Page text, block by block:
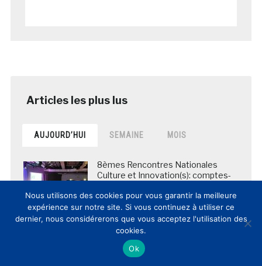
AUJOURD’HUI SEMAINE MOIS
8èmes Rencontres Nationales
Culture et Innovation(s): comptes-
posté le 12 mars 2017
La BNF envoie en Chine les copies
numériques de plus de 5 000
Nous utilisons des cookies pour vous garantir la meilleure
expérience sur notre site. Si vous continuez à utiliser ce
dernier, nous considérerons que vous acceptez l'utilisation des
cookies.
Ok